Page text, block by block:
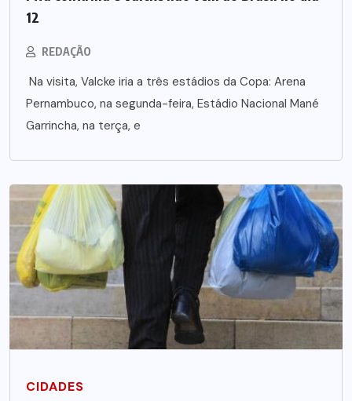
12
REDAÇÃO
Na visita, Valcke iria a três estádios da Copa: Arena
Pernambuco, na segunda-feira, Estádio Nacional Mané
Garrincha, na terça, e
CIDADES